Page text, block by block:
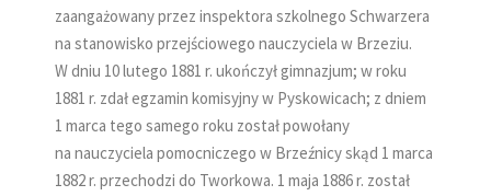
zaangażowany przez inspektora szkolnego Schwarzera
na stanowisko przejściowego nauczyciela w Brzeziu.
W dniu 10 lutego 1881 r. ukończył gimnazjum; w roku
1881 r. zdał egzamin komisyjny w Pyskowicach; z dniem
1 marca tego samego roku został powołany
na nauczyciela pomocniczego w Brzeźnicy skąd 1 marca
1882 r. przechodzi do Tworkowa. 1 maja 1886 r. został